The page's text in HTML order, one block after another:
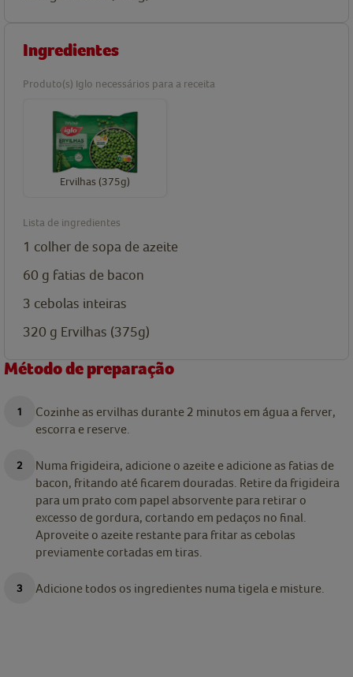
Ingredientes
Produto(s) Iglo necessários para a receita
Ervilhas (375g)
Lista de ingredientes
1 colher de sopa de azeite
60 g fatias de bacon
3 cebolas inteiras
320 g Ervilhas (375g)
Método de preparação
Cozinhe as ervilhas durante 2 minutos em água a ferver,
escorra e reserve.
Numa frigideira, adicione o azeite e adicione as fatias de
bacon, fritando até ficarem douradas. Retire da frigideira
para um prato com papel absorvente para retirar o
excesso de gordura, cortando em pedaços no final.
Aproveite o azeite restante para fritar as cebolas
previamente cortadas em tiras.
Adicione todos os ingredientes numa tigela e misture.